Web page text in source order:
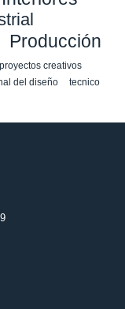
Producción
proyectos creativos
del diseño
tecnico